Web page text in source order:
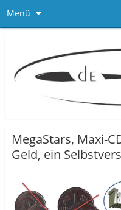
Menü
MegaStars, Maxi-
Geld, ein